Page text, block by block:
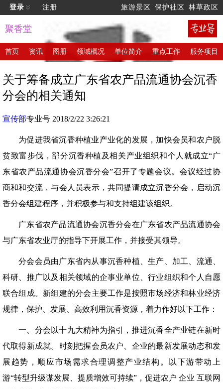
登录 注册 旅游景区 保护社区 林草政区
聚香堂
首页 资讯 图册 领域概况 单位简介 重点工作 服务项目
关于筹备成立广东省农产品流通协会沉香
分会的相关通知
宣传部专业号 2018/2/22 3:26:21
为促进我省沉香种植业产业化的发展，加快会员和农户脱
贫致富步伐，部分沉香种植及相关产业组织和个人就成立“广
东省农产品流通协会沉香分会”召开了专题会议。会议经过协
商和和交流，与会人员表示，共同提请成立沉香分会，启动沉
香分会组建程序，并积极参与和支持组建该组织。
广东省农产品流通协会沉香分会在广东省农产品流通协会
与广东省农业厅的指导下开展工作，并接受其领导。
分会会员由广东省内从事沉香种植、生产、加工、流通、
科研、推广以及相关领域的企事业单位、行业组织和个人自愿
联合组成。新组建的分会主要工作是按照市场经济和林业经济
规律，保护、发展、高效利用沉香资源，着力作好以下工作：
一、分会以十九大精神为指引，推进沉香全产业链在新时
代取得新成就。时刻把握会员农户、企业的最新发展动态和发
展趋势，顺应市场需求合理调整产业结构。以下游带动上
游“转型升级谋发展、提质增效可持续”，促进农户 企业 互联网